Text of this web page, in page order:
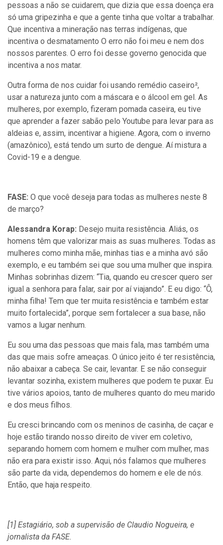
pessoas a não se cuidarem, que dizia que essa doença era
só uma gripezinha e que a gente tinha que voltar a trabalhar.
Que incentiva a mineração nas terras indígenas, que
incentiva o desmatamento O erro não foi meu e nem dos
nossos parentes. O erro foi desse governo genocida que
incentiva a nos matar.
Outra forma de nos cuidar foi usando remédio caseiro²,
usar a natureza junto com a máscara e o álcool em gel. As
mulheres, por exemplo, fizeram pomada caseira, eu tive
que aprender a fazer sabão pelo Youtube para levar para as
aldeias e, assim, incentivar a higiene. Agora, com o inverno
(amazônico), está tendo um surto de dengue. Aí mistura a
Covid-19 e a dengue.
FASE: O que você deseja para todas as mulheres neste 8
de março?
Alessandra Korap: Desejo muita resistência. Aliás, os
homens têm que valorizar mais as suas mulheres. Todas as
mulheres como minha mãe, minhas tias e a minha avó são
exemplo, e eu também sei que sou uma mulher que inspira.
Minhas sobrinhas dizem: “Tia, quando eu crescer quero ser
igual a senhora para falar, sair por aí viajando”. E eu digo: “Ô,
minha filha! Tem que ter muita resistência e também estar
muito fortalecida”, porque sem fortalecer a sua base, não
vamos a lugar nenhum.
Eu sou uma das pessoas que mais fala, mas também uma
das que mais sofre ameaças. O único jeito é ter resistência,
não abaixar a cabeça. Se cair, levantar. E se não conseguir
levantar sozinha, existem mulheres que podem te puxar. Eu
tive vários apoios, tanto de mulheres quanto do meu marido
e dos meus filhos.
Eu cresci brincando com os meninos de casinha, de caçar e
hoje estão tirando nosso direito de viver em coletivo,
separando homem com homem e mulher com mulher, mas
não era para existir isso. Aqui, nós falamos que mulheres
são parte da vida, dependemos do homem e ele de nós.
Então, que haja respeito.
[1] Estagiário, sob a supervisão de Claudio Nogueira, e
jornalista da FASE.